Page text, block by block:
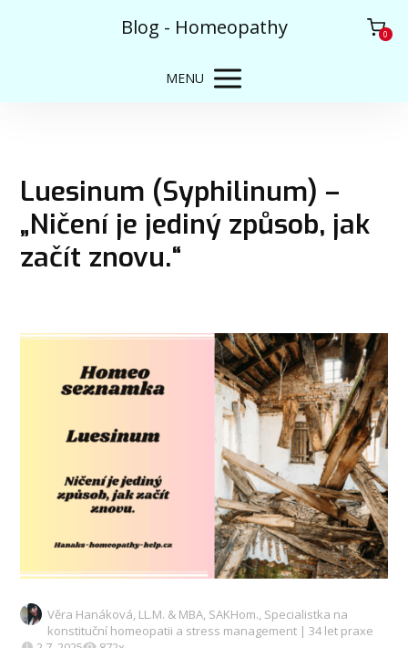
Blog - Homeopathy 0
MENU
Luesinum (Syphilinum) –
„Ničení je jediný způsob, jak
začít znovu.“
Věra Hanáková, LL.M. & MBA, SAKHom., Specialistka na
konstituční homeopatii a stress management | 34 let praxe